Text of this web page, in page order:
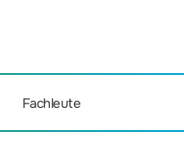
Fachleute